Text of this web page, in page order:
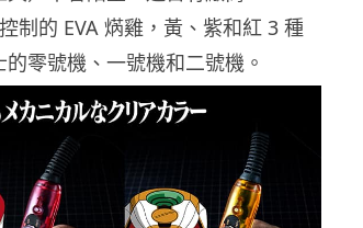
制的 EVA 焫雞，黃、紫和紅 3 種
零號機、一號機和二號機。